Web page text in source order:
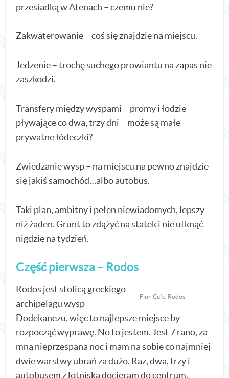
przesiadką w Atenach – czemu nie?
Zakwaterowanie – coś się znajdzie na miejscu.
Jedzenie – trochę suchego prowiantu na zapas nie
zaszkodzi.
Transfery między wyspami – promy i łodzie
pływające co dwa, trzy dni – może są małe
prywatne łódeczki?
Zwiedzanie wysp – na miejscu na pewno znajdzie
się jakiś samochód…albo autobus.
Taki plan, ambitny i pełen niewiadomych, lepszy
niż żaden. Grunt to zdążyć na statek i nie utknąć
nigdzie na tydzień.
Część pierwsza – Rodos
Finn Cafe, Rodos
Rodos jest stolicą greckiego
archipelagu wysp
Dodekanezu, więc to najlepsze miejsce by
rozpocząć wyprawę. No to jestem. Jest 7 rano, za
mną nieprzespana noc i mam na sobie co najmniej
dwie warstwy ubrań za dużo. Raz, dwa, trzy i
autobusem z lotniska docieram do centrum.